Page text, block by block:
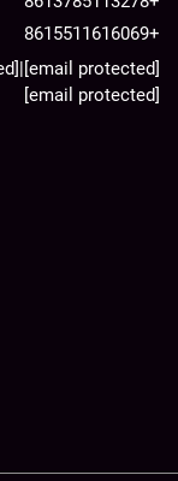
+8615511616069
[email protected]
|
[email protected]
[email protected]